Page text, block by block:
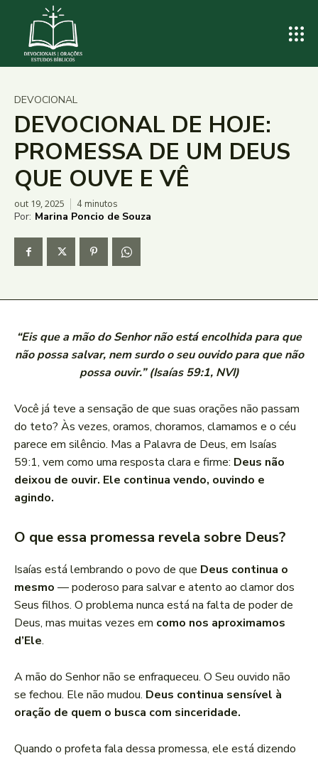
DEVOCIONAL
DEVOCIONAL DE HOJE:
PROMESSA DE UM DEUS
QUE OUVE E VÊ
out 19, 2025 4minutos
Por: Marina Poncio de Souza
“Eis que a mão do Senhor não está encolhida para que
não possa salvar, nem surdo o seu ouvido para que não
possa ouvir.” (Isaías 59:1, NVI)
Você já teve a sensação de que suas orações não passam
do teto? Às vezes, oramos, choramos, clamamos e o céu
parece em silêncio. Mas a Palavra de Deus, em Isaías
59:1, vem como uma resposta clara e firme: Deus não
deixou de ouvir. Ele continua vendo, ouvindo e
agindo.
O que essa promessa revela sobre Deus?
Isaías está lembrando o povo de que Deus continua o
mesmo — poderoso para salvar e atento ao clamor dos
Seus filhos. O problema nunca está na falta de poder de
Deus, mas muitas vezes em como nos aproximamos
d’Ele.
A mão do Senhor não se enfraqueceu. O Seu ouvido não
se fechou. Ele não mudou. Deus continua sensível à
oração de quem o busca com sinceridade.
Quando o profeta fala dessa promessa, ele está dizendo